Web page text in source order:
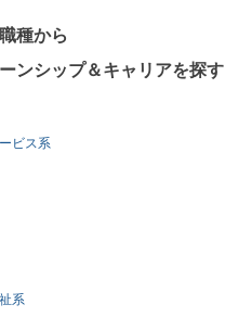
種から
ンシップ＆キャリアを探す
ビス系
系